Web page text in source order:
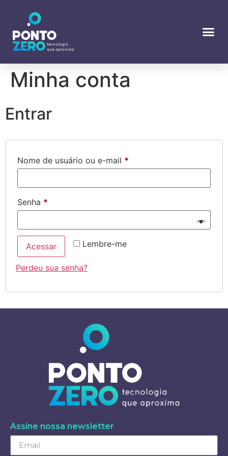
Minha conta
Entrar
Nome de usuário ou e-mail *
Senha *
Lembre-me
Acessar
Perdeu sua senha?
Assine nossa newsletter